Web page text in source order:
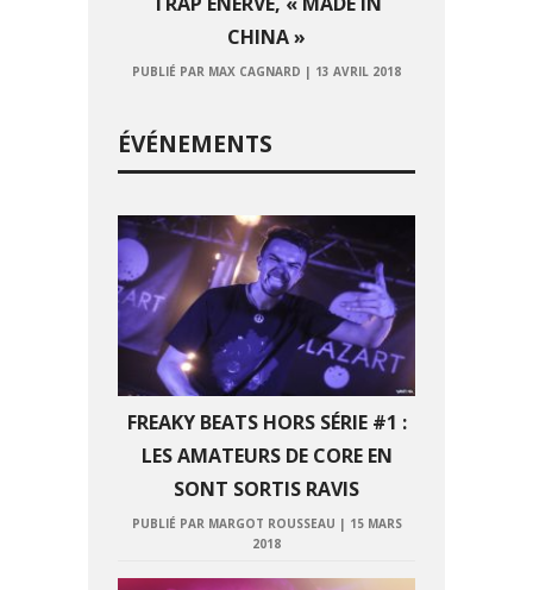
CHINA »
PUBLIÉ PAR MAX CAGNARD | 13 AVRIL 2018
ÉVÉNEMENTS
FREAKY BEATS HORS SÉRIE #1 :
LES AMATEURS DE CORE EN
SONT SORTIS RAVIS
PUBLIÉ PAR MARGOT ROUSSEAU | 15 MARS
2018